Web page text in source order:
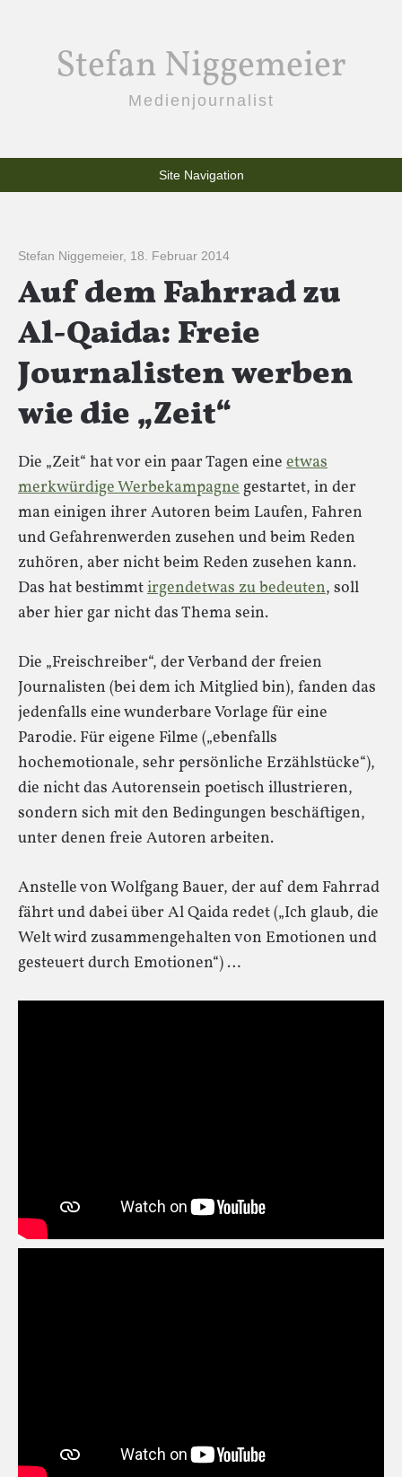
Stefan Niggemeier
Medienjournalist
Site Navigation
Stefan Niggemeier, 18. Februar 2014
Auf dem Fahrrad zu
Al-Qaida: Freie
Journalisten werben
wie die „Zeit“
Die „Zeit“ hat vor ein paar Tagen eine etwas
merkwürdige Werbekampagnegestartet, in der
man einigen ihrer Autoren beim Laufen, Fahren
und Gefahrenwerden zusehen und beim Reden
zuhören, aber nicht beim Reden zusehen kann.
Das hat bestimmtirgendetwas zu bedeuten, soll
aber hier gar nicht das Thema sein.
Die „Freischreiber“, der Verband der freien
Journalisten (bei dem ich Mitglied bin), fanden das
jedenfalls eine wunderbare Vorlage für eine
Parodie. Für eigene Filme („ebenfalls
hochemotionale, sehr persönliche Erzählstücke“),
die nicht das Autorensein poetisch illustrieren,
sondern sich mit den Bedingungen beschäftigen,
unter denen freie Autoren arbeiten.
Anstelle von Wolfgang Bauer, der auf dem Fahrrad
fährt und dabei über Al Qaida redet („Ich glaub, die
Welt wird zusammengehalten von Emotionen und
gesteuert durch Emotionen“) …